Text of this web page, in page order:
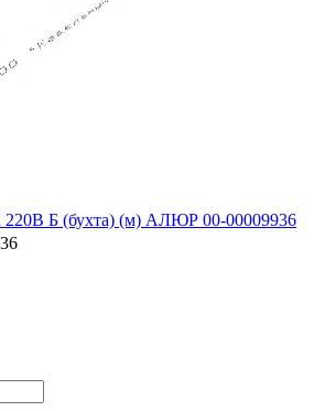
Б (бухта) (м) АЛЮР 00-00009936